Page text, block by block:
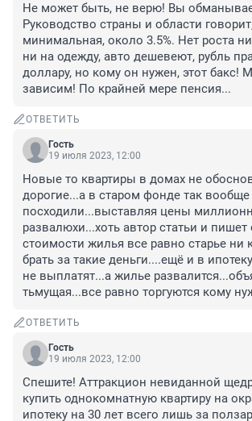
Не может быть, не верю! Вы
Руководство страны и области
минимальная, около 3.5%. Нет роста
ни на одежду, авто дешевеют, рубль
доллару, но кому он нужен, этот бакс!
зависим! По крайней мере пенсия...
ОТВЕТИТЬ
Гость
19 июля 2023, 12:00
Новые то квартиры в домах не
дорогие...а в старом фонде так
посходили...выставляя цены
развалюхи...хоть автор статьи и
стоимости жилья все равно старье ни
брать за такие деньги....ещё и в
не выплатят...а жилье
тьмущая...все равно торгуются кому
ОТВЕТИТЬ
Гость
19 июля 2023, 12:00
Спешите! Аттракцион невиданной
купить однокомнатную квартиру на
ипотеку на 30 лет всего лишь за